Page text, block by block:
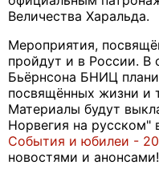
Величества Харальда.
Мероприятия,
пройдут и в России. В
Бьёрнсона БНИЦ
посвящённых жизни и
Материалы будут
Норвегия на русском"
События и юбилеи -
новостями и анонсами!